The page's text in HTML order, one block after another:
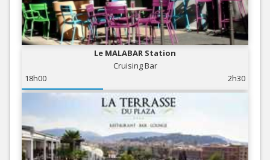
Le MALABAR Station
Cruising Bar
18h00
2h30